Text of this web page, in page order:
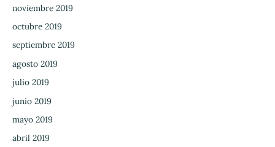
noviembre 2019
octubre 2019
septiembre 2019
agosto 2019
julio 2019
junio 2019
mayo 2019
abril 2019